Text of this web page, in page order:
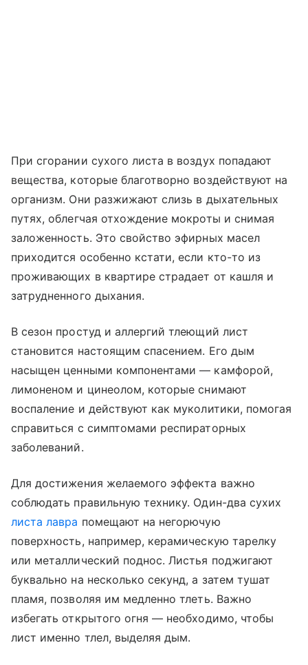
При сгорании сухого листа в воздух попадают
вещества, которые благотворно воздействуют на
организм. Они разжижают слизь в дыхательных
путях, облегчая отхождение мокроты и снимая
заложенность. Это свойство эфирных масел
приходится особенно кстати, если кто-то из
проживающих в квартире страдает от кашля и
затрудненного дыхания.
В сезон простуд и аллергий тлеющий лист
становится настоящим спасением. Его дым
насыщен ценными компонентами — камфорой,
лимоненом и цинеолом, которые снимают
воспаление и действуют как муколитики, помогая
справиться с симптомами респираторных
заболеваний.
Для достижения желаемого эффекта важно
соблюдать правильную технику. Один-два сухих
листа лавра помещают на негорючую
поверхность, например, керамическую тарелку
или металлический поднос. Листья поджигают
буквально на несколько секунд, а затем тушат
пламя, позволяя им медленно тлеть. Важно
избегать открытого огня — необходимо, чтобы
лист именно тлел, выделяя дым.